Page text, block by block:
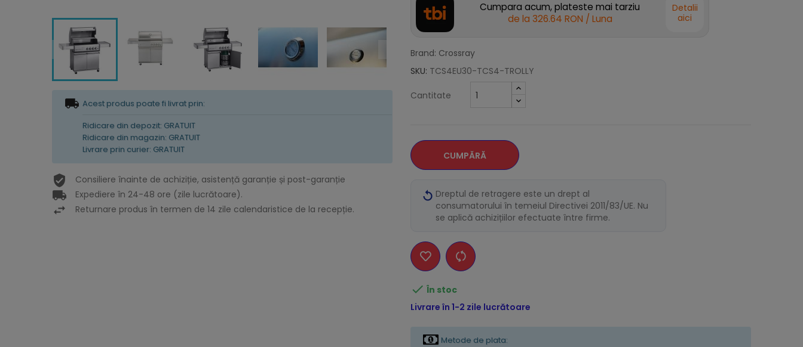
Acest produs poate fi livrat prin:
Ridicare din depozit: GRATUIT
Ridicare din magazin: GRATUIT
Livrare prin curier: GRATUIT
Consiliere înainte de achiziție, asistență garanție și post-garanție
Expediere în 24-48 ore (zile lucrătoare).
Returnare produs în termen de 14 zile calendaristice de la recepție.
Cumpara acum, plateste mai tarziu
de la 326.64 RON / Luna
Detalii
aici
Brand: Crossray
SKU: TCS4EU30-TCS4-TROLLY
Cantitate
CUMPĂRĂ
Dreptul de retragere este un drept al
consumatorului în temeiul Directivei 2011/83/UE. Nu
se aplică achizițiilor efectuate între firme.
 În stoc
Livrare în 1-2 zile lucrătoare
Metode de plata: